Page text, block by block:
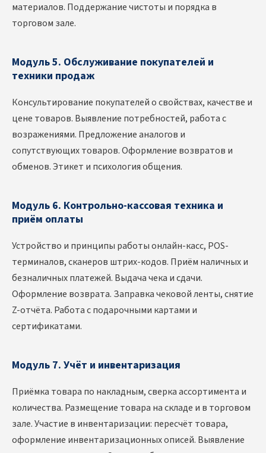
материалов. Поддержание чистоты и порядка в
торговом зале.
Модуль 5. Обслуживание покупателей и
техники продаж
Консультирование покупателей о свойствах, качестве и
цене товаров. Выявление потребностей, работа с
возражениями. Предложение аналогов и
сопутствующих товаров. Оформление возвратов и
обменов. Этикет и психология общения.
Модуль 6. Контрольно-кассовая техника и
приём оплаты
Устройство и принципы работы онлайн-касс, POS-
терминалов, сканеров штрих-кодов. Приём наличных и
безналичных платежей. Выдача чека и сдачи.
Оформление возврата. Заправка чековой ленты, снятие
Z-отчёта. Работа с подарочными картами и
сертификатами.
Модуль 7. Учёт и инвентаризация
Приёмка товара по накладным, сверка ассортимента и
количества. Размещение товара на складе и в торговом
зале. Участие в инвентаризации: пересчёт товара,
оформление инвентаризационных описей. Выявление